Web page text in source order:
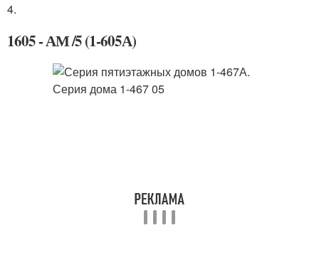
4.
1605 - АМ /5 (1-605А)